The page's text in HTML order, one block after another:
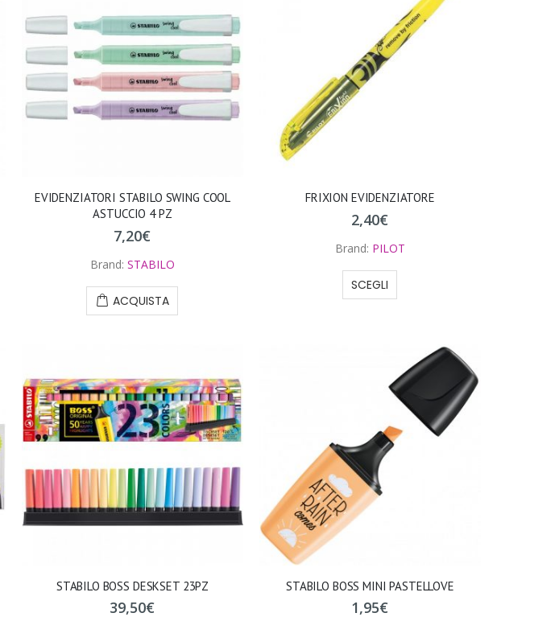
EVIDENZIATORI STABILO SWING COOL
ASTUCCIO 4 PZ
7,20€
Brand: STABILO
ACQUISTA
FRIXION EVIDENZIATORE
2,40€
Brand: PILOT
SCEGLI
STABILO BOSS DESKSET 23PZ
39,50€
STABILO BOSS MINI PASTELLOVE
1,95€